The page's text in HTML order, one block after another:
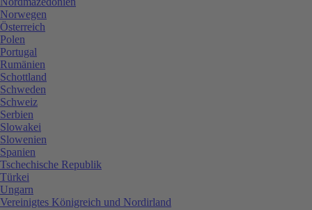
Norwegen
Österreich
Polen
Portugal
Rumänien
Schottland
Schweden
Schweiz
Serbien
Slowakei
Slowenien
Spanien
Tschechische Republik
Türkei
Ungarn
Vereinigtes Königreich und Nordirland